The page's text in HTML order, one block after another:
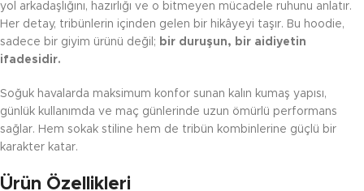
yol arkadaşlığını, hazırlığı ve o bitmeyen mücadele ruhunu anlatır.
Her detay, tribünlerin içinden gelen bir hikâyeyi taşır. Bu hoodie,
sadece bir giyim ürünü değil; bir duruşun, bir aidiyetin
ifadesidir.
Soğuk havalarda maksimum konfor sunan kalın kumaş yapısı,
günlük kullanımda ve maç günlerinde uzun ömürlü performans
sağlar. Hem sokak stiline hem de tribün kombinlerine güçlü bir
karakter katar.
Ürün Özellikleri